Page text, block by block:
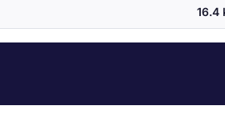
16.4